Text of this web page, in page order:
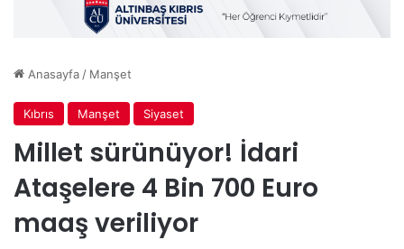
Anasayfa / Manşet
Kıbrıs Manşet Siyaset
Millet sürünüyor! İdari
Ataşelere 4 Bin 700 Euro
maaş veriliyor